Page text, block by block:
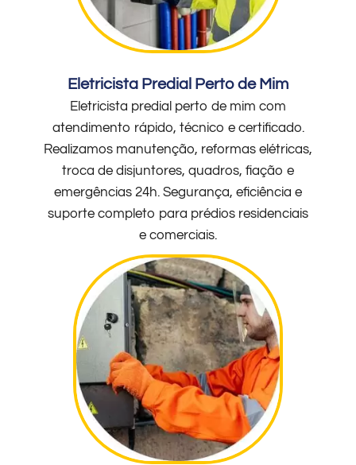
Eletricista Predial Perto de Mim
Eletricista predial perto de mim com
atendimento rápido, técnico e certificado.
Realizamos manutenção, reformas elétricas,
troca de disjuntores, quadros, fiação e
emergências 24h. Segurança, eficiência e
suporte completo para prédios residenciais
e comerciais.